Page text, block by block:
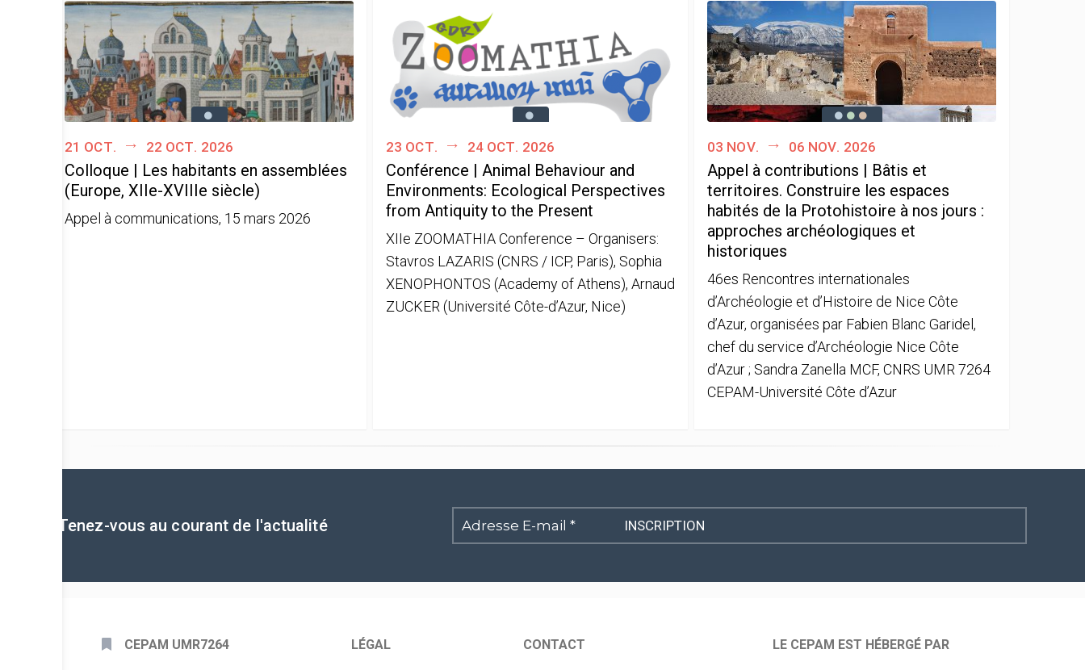
21 oct. 22 oct. 2026
Colloque | Les habitants en assemblées
(Europe, XIIe-XVIIIe siècle)
Appel à communications, 15 mars 2026
23 oct. 24 oct. 2026
Conférence | Animal Behaviour and
Environments: Ecological Perspectives
from Antiquity to the Present
XIIe ZOOMATHIA Conference – Organisers:
Stavros LAZARIS (CNRS / ICP, Paris), Sophia
XENOPHONTOS (Academy of Athens), Arnaud
ZUCKER (Université Côte-d’Azur, Nice)
03 nov. 06 nov. 2026
Appel à contributions | Bâtis et
territoires. Construire les espaces
habités de la Protohistoire à nos jours :
approches archéologiques et
historiques
46es Rencontres internationales
d’Archéologie et d’Histoire de Nice Côte
d’Azur, organisées par Fabien Blanc Garidel,
chef du service d’Archéologie Nice Côte
d’Azur ; Sandra Zanella MCF, CNRS UMR 7264
CEPAM-Université Côte d’Azur
Tenez-vous au courant de l'actualité
Adresse
E-
CEPAM UMR7264 LÉGAL CONTACT LE CEPAM EST HÉBERGÉ PAR